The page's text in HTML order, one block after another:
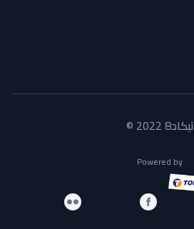
تيكاد8 2022 ©
Powered by